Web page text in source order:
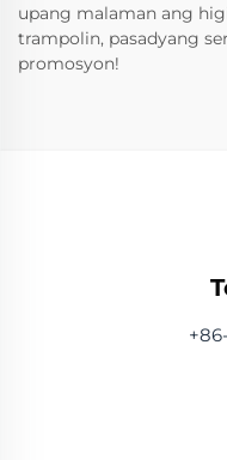
upang malaman ang
trampolin, pasadyang
promosyon!